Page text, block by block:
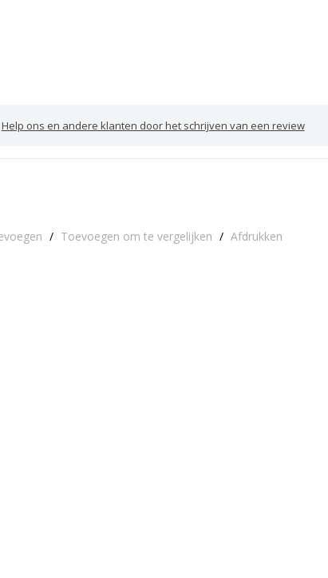
Help ons en andere klanten door het schrijven van een review
/ Toevoegen om te vergelijken / Afdrukken